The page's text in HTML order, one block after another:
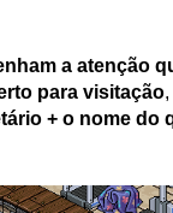
a atenção
para visitação,
+ o nome do